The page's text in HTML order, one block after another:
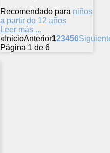
Recomendado para niños
a partir de 12 años
Leer más ...
« InicioAnterior123456
Página 1 de 6